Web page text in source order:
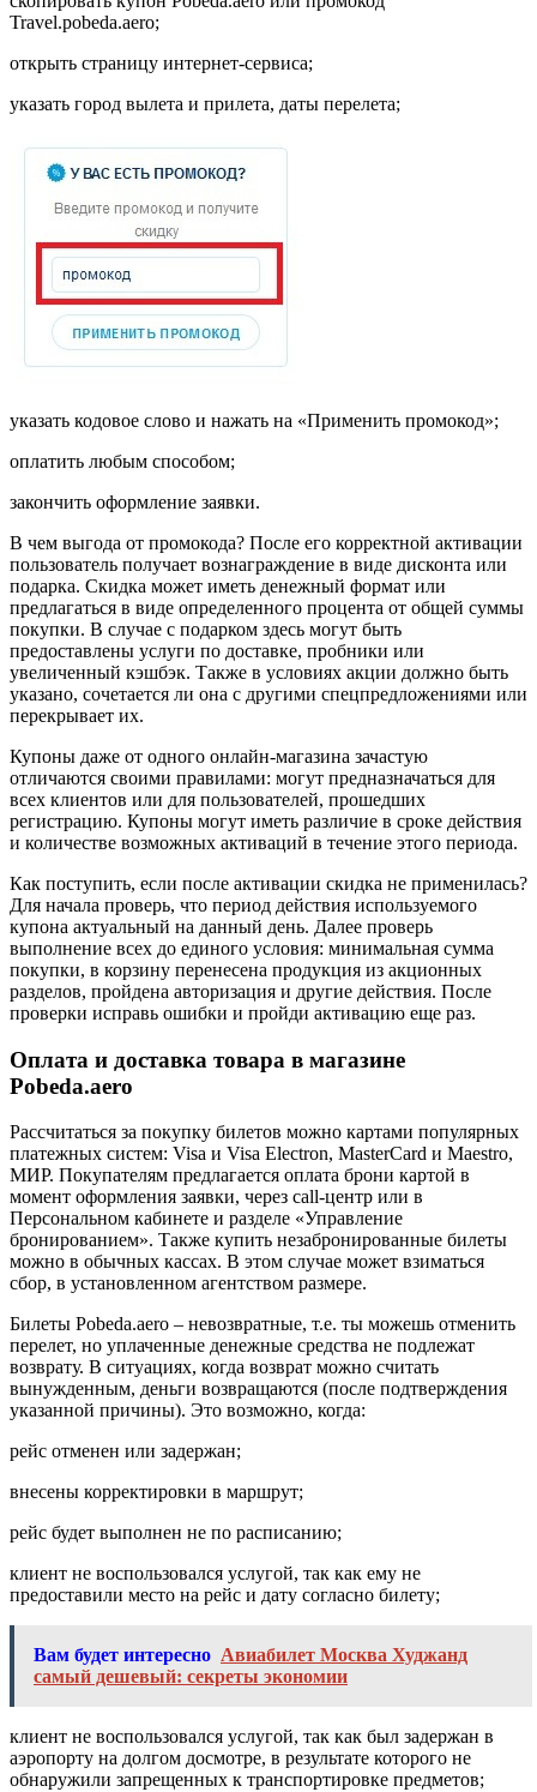
Travel.pobeda.aero;
открыть страницу интернет-сервиса;
указать город вылета и прилета, даты перелета;
указать кодовое слово и нажать на «Применить промокод»;
оплатить любым способом;
закончить оформление заявки.
В чем выгода от промокода? После его корректной активации
пользователь получает вознаграждение в виде дисконта или
подарка. Скидка может иметь денежный формат или
предлагаться в виде определенного процента от общей суммы
покупки. В случае с подарком здесь могут быть
предоставлены услуги по доставке, пробники или
увеличенный кэшбэк. Также в условиях акции должно быть
указано, сочетается ли она с другими спецпредложениями или
перекрывает их.
Купоны даже от одного онлайн-магазина зачастую
отличаются своими правилами: могут предназначаться для
всех клиентов или для пользователей, прошедших
регистрацию. Купоны могут иметь различие в сроке действия
и количестве возможных активаций в течение этого периода.
Как поступить, если после активации скидка не применилась?
Для начала проверь, что период действия используемого
купона актуальный на данный день. Далее проверь
выполнение всех до единого условия: минимальная сумма
покупки, в корзину перенесена продукция из акционных
разделов, пройдена авторизация и другие действия. После
проверки исправь ошибки и пройди активацию еще раз.
Оплата и доставка товара в магазине
Pobeda.aero
Рассчитаться за покупку билетов можно картами популярных
платежных систем: Visa и Visa Electron, MasterCard и Maestro,
МИР. Покупателям предлагается оплата брони картой в
момент оформления заявки, через call-центр или в
Персональном кабинете и разделе «Управление
бронированием». Также купить незабронированные билеты
можно в обычных кассах. В этом случае может взиматься
сбор, в установленном агентством размере.
Билеты Pobeda.aero – невозвратные, т.е. ты можешь отменить
перелет, но уплаченные денежные средства не подлежат
возврату. В ситуациях, когда возврат можно считать
вынужденным, деньги возвращаются (после подтверждения
указанной причины). Это возможно, когда:
рейс отменен или задержан;
внесены корректировки в маршрут;
рейс будет выполнен не по расписанию;
клиент не воспользовался услугой, так как ему не
предоставили место на рейс и дату согласно билету;
Вам будет интересно Авиабилет Москва Худжанд
самый дешевый: секреты экономии
клиент не воспользовался услугой, так как был задержан в
аэропорту на долгом досмотре, в результате которого не
обнаружили запрещенных к транспортировке предметов;